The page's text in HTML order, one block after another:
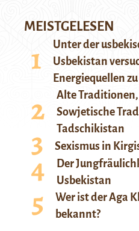
MEISTGELESEN
Unter der
Usbekistan
Energiequellen
Alte Traditionen,
Sowjetische
Tadschikistan
Sexismus in
Der
Usbekistan
Wer ist der Aga
bekannt?